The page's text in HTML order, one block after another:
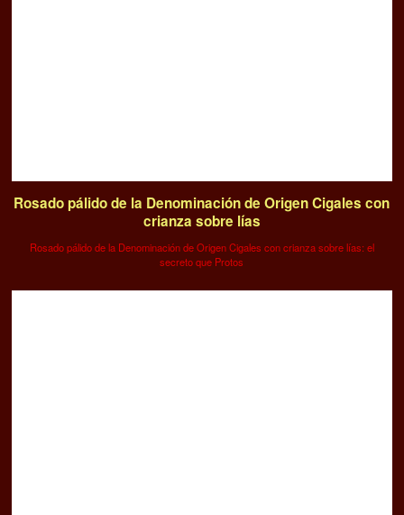
Rosado pálido de la Denominación de Origen Cigales con
crianza sobre lías
Rosado pálido de la Denominación de Origen Cigales con crianza sobre lías: el
secreto que Protos